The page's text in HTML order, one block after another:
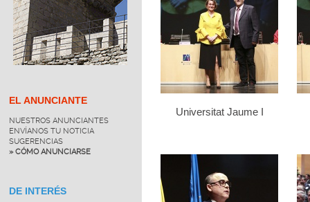
EL ANUNCIANTE
NUESTROS ANUNCIANTES
ENVÍANOS TU NOTICIA
SUGERENCIAS
» CÓMO ANUNCIARSE
DE INTERÉS
Universitat Jaume I